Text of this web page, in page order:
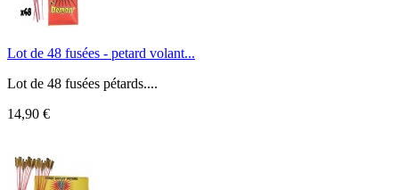
Lot de 48 fusées - petard volant...
Lot de 48 fusées pétards....
14,90 €